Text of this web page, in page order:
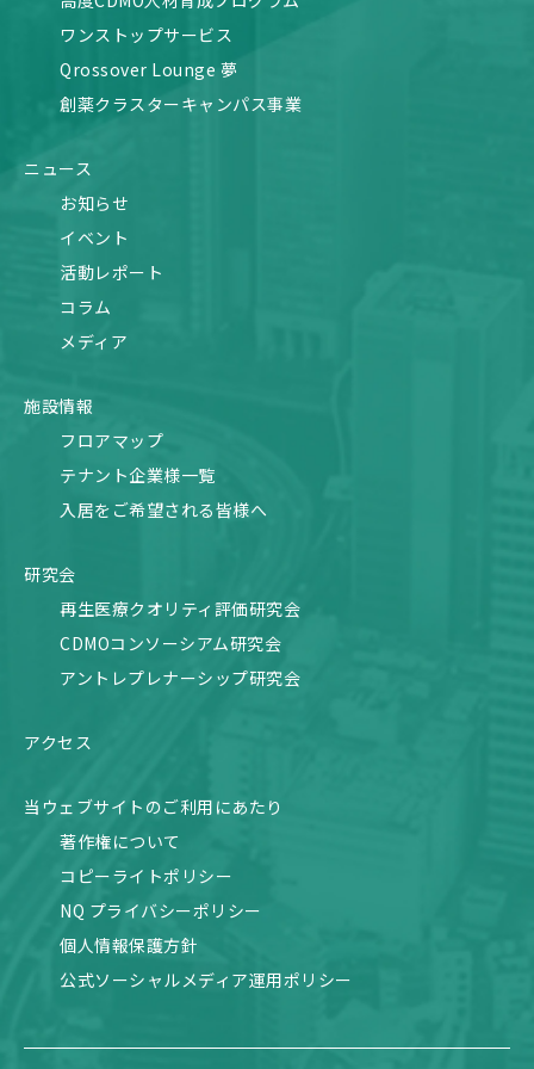
ワンストップサービス
Qrossover Lounge 夢
創薬クラスターキャンパス事業
ニュース
お知らせ
イベント
活動レポート
コラム
メディア
施設情報
フロアマップ
テナント企業様一覧
入居をご希望される皆様へ
研究会
再生医療クオリティ評価研究会
CDMOコンソーシアム研究会
アントレプレナーシップ研究会
アクセス
当ウェブサイトのご利用にあたり
著作権について
コピーライトポリシー
NQ プライバシーポリシー
個人情報保護方針
公式ソーシャルメディア運用ポリシー